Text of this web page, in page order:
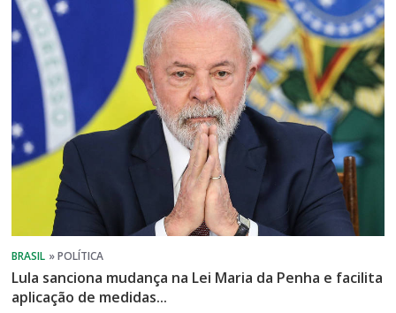
Lula sanciona mudança na Lei Maria da Penha e facilita
aplicação de medidas...